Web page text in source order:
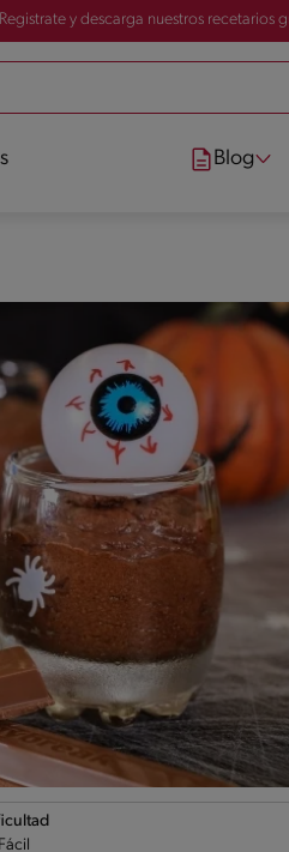
Registrate y descarga nuestros recetarios
Blog
Fácil